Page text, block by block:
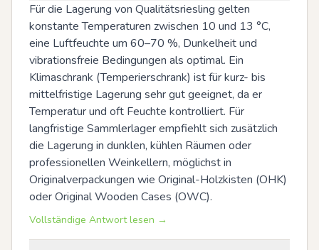
Für die Lagerung von Qualitätsriesling gelten
konstante Temperaturen zwischen 10 und 13 °C,
eine Luftfeuchte um 60–70 %, Dunkelheit und
vibrationsfreie Bedingungen als optimal. Ein
Klimaschrank (Temperierschrank) ist für kurz- bis
mittelfristige Lagerung sehr gut geeignet, da er
Temperatur und oft Feuchte kontrolliert. Für
langfristige Sammlerlager empfiehlt sich zusätzlich
die Lagerung in dunklen, kühlen Räumen oder
professionellen Weinkellern, möglichst in
Originalverpackungen wie Original-Holzkisten (OHK)
oder Original Wooden Cases (OWC).
Vollständige Antwort lesen →